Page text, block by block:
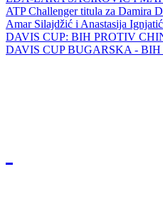
ATP Challenger titula za Damira
Amar Silajdžić i Anastasija
DAVIS CUP: BIH PROTIV
DAVIS CUP BUGARSKA -